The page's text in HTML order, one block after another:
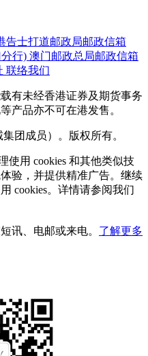
告士打道邮政局邮政信箱
行) 澳门邮政总局邮政信箱
联络我们
有未经香港证券及期货事务
产品亦不可在港发售。
团成员）。版权所有。
使用 cookies 和其他类似技
验，并提供精准广告。继续
cookies。详情请参阅我们
讯、电邮或来电。 了解更多